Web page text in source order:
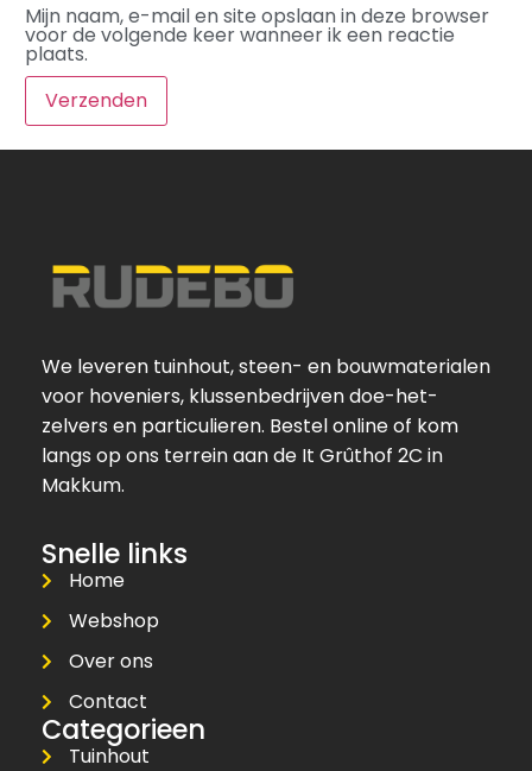
Mijn naam, e-mail en site opslaan in deze browser
voor de volgende keer wanneer ik een reactie
plaats.
We leveren tuinhout, steen- en bouwmaterialen
voor hoveniers, klussenbedrijven doe-het-
zelvers en particulieren. Bestel online of kom
langs op ons terrein aan de It Grûthof 2C in
Makkum.
Snelle links
Home
Webshop
Over ons
Contact
Categorieen
Tuinhout